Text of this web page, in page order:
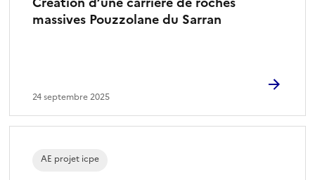
massives Pouzzolane du Sarran
24 septembre 2025
AE projet icpe